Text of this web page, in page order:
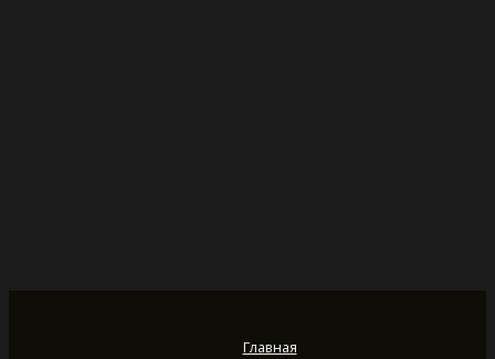
Главная